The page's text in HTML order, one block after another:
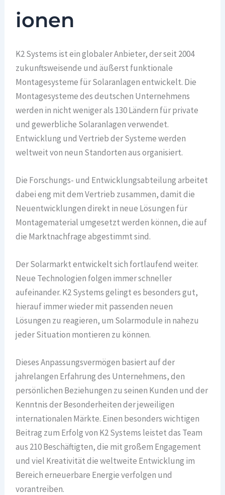
ionen
K2 Systems ist ein globaler Anbieter, der seit 2004
zukunftsweisende und äußerst funktionale
Montagesysteme für Solaranlagen entwickelt. Die
Montagesysteme des deutschen Unternehmens
werden in nicht weniger als 130 Ländern für private
und gewerbliche Solaranlagen verwendet.
Entwicklung und Vertrieb der Systeme werden
weltweit von neun Standorten aus organisiert.
Die Forschungs- und Entwicklungsabteilung arbeitet
dabei eng mit dem Vertrieb zusammen, damit die
Neuentwicklungen direkt in neue Lösungen für
Montagematerial umgesetzt werden können, die auf
die Marktnachfrage abgestimmt sind.
Der Solarmarkt entwickelt sich fortlaufend weiter.
Neue Technologien folgen immer schneller
aufeinander. K2 Systems gelingt es besonders gut,
hierauf immer wieder mit passenden neuen
Lösungen zu reagieren, um Solarmodule in nahezu
jeder Situation montieren zu können.
Dieses Anpassungsvermögen basiert auf der
jahrelangen Erfahrung des Unternehmens, den
persönlichen Beziehungen zu seinen Kunden und der
Kenntnis der Besonderheiten der jeweiligen
internationalen Märkte. Einen besonders wichtigen
Beitrag zum Erfolg von K2 Systems leistet das Team
aus 210 Beschäftigten, die mit großem Engagement
und viel Kreativität die weltweite Entwicklung im
Bereich erneuerbare Energie verfolgen und
vorantreiben.